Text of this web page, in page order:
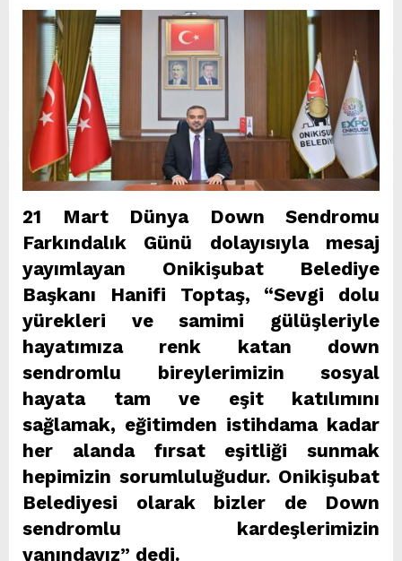
21 Mart Dünya Down Sendromu
Farkındalık Günü dolayısıyla mesaj
yayımlayan Onikişubat Belediye
Başkanı Hanifi Toptaş, “Sevgi dolu
yürekleri ve samimi gülüşleriyle
hayatımıza renk katan down
sendromlu bireylerimizin sosyal
hayata tam ve eşit katılımını
sağlamak, eğitimden istihdama kadar
her alanda fırsat eşitliği sunmak
hepimizin sorumluluğudur. Onikişubat
Belediyesi olarak bizler de Down
sendromlu kardeşlerimizin
yanındayız” dedi.